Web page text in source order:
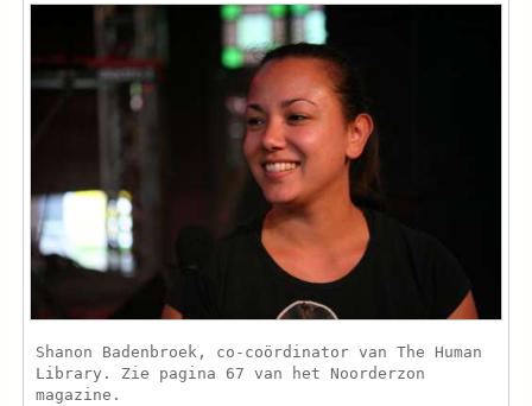
Shanon Badenbroek, co-coördinator van The Human
Library. Zie pagina 67 van het Noorderzon
magazine.